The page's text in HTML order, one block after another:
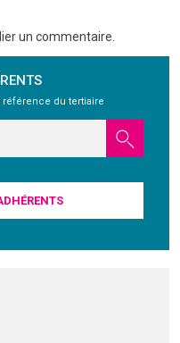
un commentaire.
du tertiaire